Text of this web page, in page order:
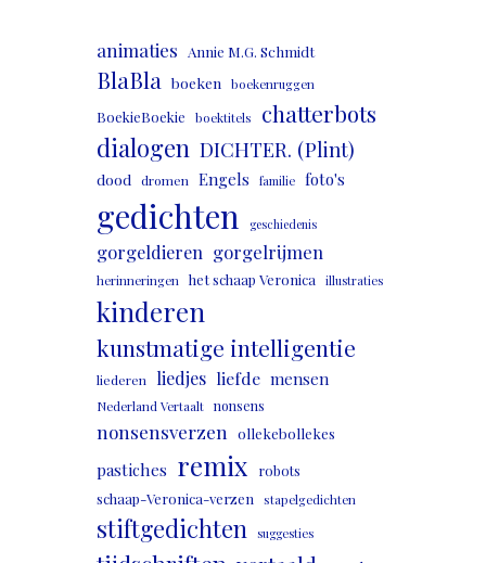
animaties Annie M.G. Schmidt
BlaBla boeken boekenruggen
BoekieBoekie boektitels chatterbots
dialogen DICHTER. (Plint)
dood dromen Engels familie foto's
gedichten geschiedenis
gorgeldieren gorgelrijmen
herinneringen het schaap Veronica illustraties
kinderen
kunstmatige intelligentie
liederen liedjes liefde mensen
Nederland Vertaalt nonsens
nonsensverzen ollekebollekes
pastiches remix
robots
schaap-Veronica-verzen
stapelgedichten
stiftgedichten suggesties